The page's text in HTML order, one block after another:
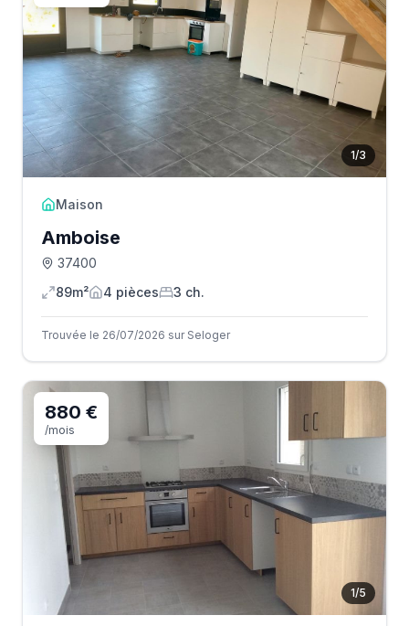
1/3
Maison
Amboise
37400
89m²
4 pièces 3 ch.
Trouvée le 26/07/2026 sur Seloger
1/5
880 €
/mois